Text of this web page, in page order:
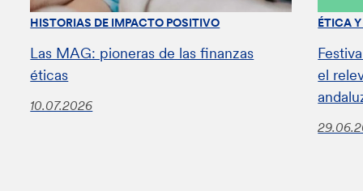
HISTORIAS DE IMPACTO POSITIVO
Las MAG: pioneras de las finanzas
éticas
10.07.2026
ÉTICA
el